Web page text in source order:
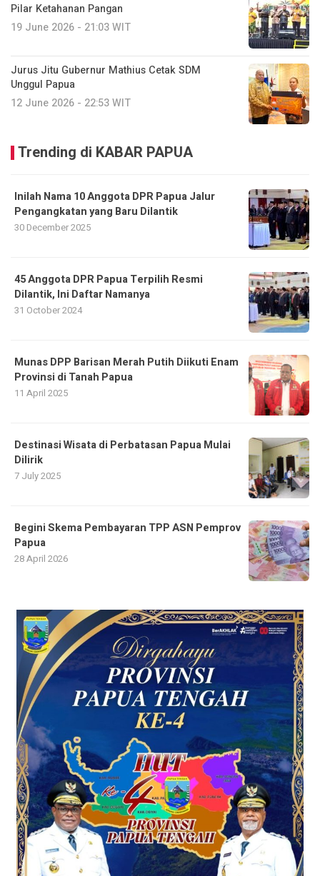
Pilar Ketahanan Pangan
19 June 2026 - 21:03 WIT
Jurus Jitu Gubernur Mathius Cetak SDM
Unggul Papua
12 June 2026 - 22:53 WIT
Trending di KABAR PAPUA
Inilah Nama 10 Anggota DPR Papua Jalur
Pengangkatan yang Baru Dilantik
30 December 2025
45 Anggota DPR Papua Terpilih Resmi
Dilantik, Ini Daftar Namanya
31 October 2024
Munas DPP Barisan Merah Putih Diikuti Enam
Provinsi di Tanah Papua
11 April 2025
Destinasi Wisata di Perbatasan Papua Mulai
Dilirik
7 July 2025
Begini Skema Pembayaran TPP ASN Pemprov
Papua
28 April 2026